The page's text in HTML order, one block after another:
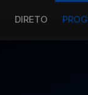
DIRETO